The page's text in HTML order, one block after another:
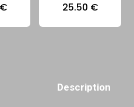
€ 25.50 €
Description